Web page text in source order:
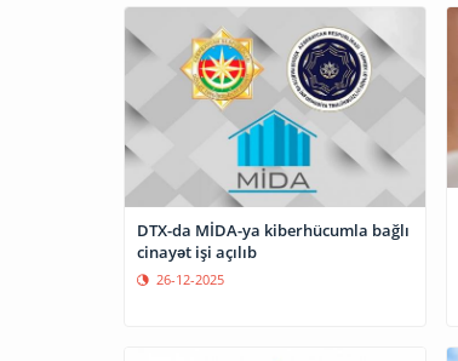
DTX-da MİDA-ya kiberhücumla bağlı
cinayət işi açılıb
26-12-2025